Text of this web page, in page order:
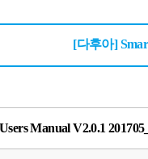
[다후아]
Manual V2.0.1